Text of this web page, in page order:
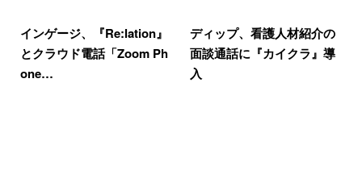
インゲージ、『Re:lation』
とクラウド電話「Zoom Ph
one…
ディップ、看護人材紹介の
面談通話に『カイクラ』導
入